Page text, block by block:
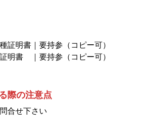
証明書｜要持参（コピー可）
明書 ｜要持参（コピー可）
際の注意点
合せ下さい